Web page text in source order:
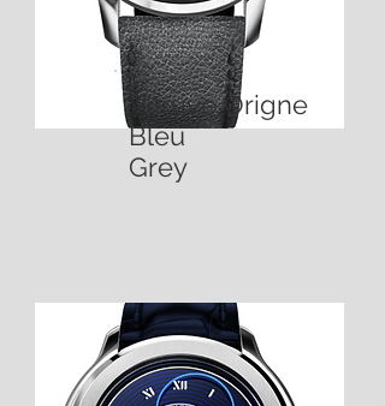
Vitruve Origne
Bleu
Grey